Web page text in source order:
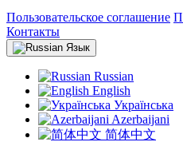
Пользовательское соглашение
Контакты
Язык
Russian
English
Українська
Azerbaijani
简体中文